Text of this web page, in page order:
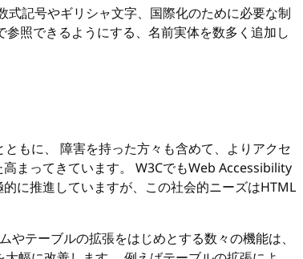
記号やギリシャ文字、国際化のために必要な制
参照できるようにする、名前実体を数多く追加し
もに、 障害を持った方々も含めて、よりアクセ
まってきています。 W3CでもWeb Accessibility
に推進していますが、この社会的ニーズはHTML
やテーブルの拡張をはじめとする数々の機能は、